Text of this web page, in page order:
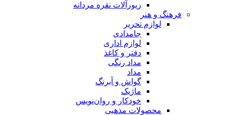
زیورآلات نقره مردانه
فرهنگ و هنر
لوازم تحریر
جامدادی
لوازم اداری
دفتر و کاغذ
مداد رنگی
مداد
گواش و آبرنگ
ماژیک
خودکار و روان‌نویس
محصولات مذهبی